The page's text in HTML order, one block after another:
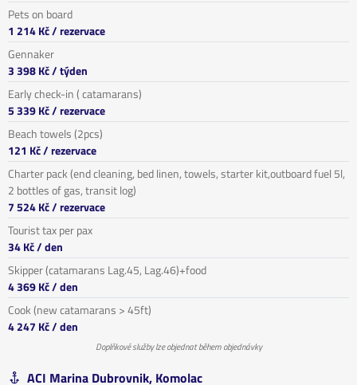
Pets on board
1 214 Kč/ rezervace
Gennaker
3 398 Kč/ týden
Early check-in ( catamarans)
5 339 Kč/ rezervace
Beach towels (2pcs)
121 Kč/ rezervace
Charter pack (end cleaning, bed linen, towels, starter kit,outboard fuel 5l,
2 bottles of gas, transit log)
7 524 Kč/ rezervace
Tourist tax per pax
34 Kč/ den
Skipper (catamarans Lag.45, Lag.46)+food
4 369 Kč/ den
Cook (new catamarans > 45ft)
4 247 Kč/ den
Doplňkové služby lze objednat během objednávky
ACI Marina Dubrovnik, Komolac